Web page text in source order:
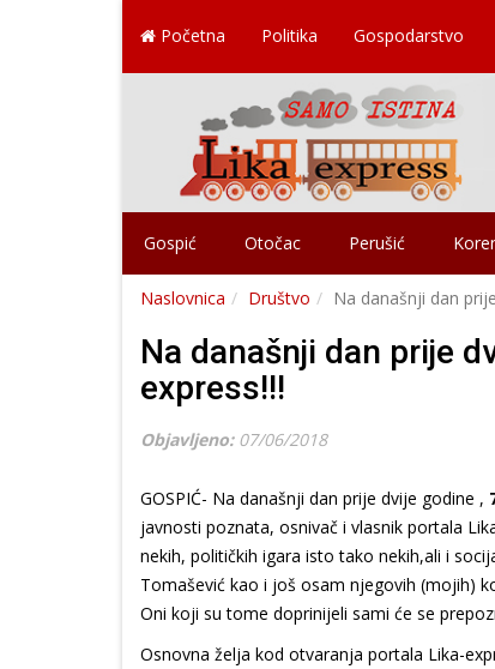
Početna Politika Gospodarstvo
Gospić Otočac Perušić
Naslovnica Društvo Na današnji dan
Na današnji dan prije
express!!!
Objavljeno: 07/06/2018
GOSPIĆ- Na današnji dan prije dvije godine ,
javnosti poznata, osnivač i vlasnik portala
nekih, političkih igara isto tako nekih,ali i
Tomašević kao i još osam njegovih (mojih)
Oni koji su tome doprinijeli sami će se
Osnovna želja kod otvaranja portala Lika-